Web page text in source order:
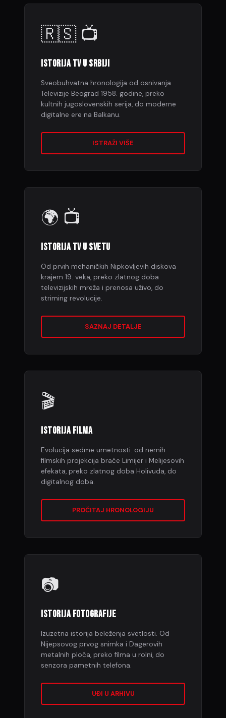
🇷🇸 📺
ISTORIJA TV U SRBIJI
Sveobuhvatna hronologija od osnivanja
Televizije Beograd 1958. godine, preko
kultnih jugoslovenskih serija, do moderne
digitalne ere na Balkanu.
ISTRAŽI VIŠE
🌍 📺
ISTORIJA TV U SVETU
Od prvih mehaničkih Nipkovljevih diskova
krajem 19. veka, preko zlatnog doba
televizijskih mreža i prenosa uživo, do
striming revolucije.
SAZNAJ DETALJE
🎬
ISTORIJA FILMA
Evolucija sedme umetnosti: od nemih
filmskih projekcija braće Limijer i Melijesovih
efekata, preko zlatnog doba Holivuda, do
digitalnog doba.
PROČITAJ HRONOLOGIJU
📷
ISTORIJA FOTOGRAFIJE
Izuzetna istorija beleženja svetlosti. Od
Nijepsovog prvog snimka i Dagerovih
metalnih ploča, preko filma u rolni, do
senzora pametnih telefona.
UĐI U ARHIVU